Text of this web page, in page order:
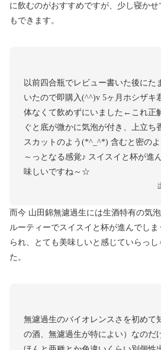
に飲むのがおすすめですが、少し寝か
もできます。
以前四合瓶でレビュー書いた後にた
いたので即購入(^^)v 5ヶ月ホシザキ
体なくて飲めずにいました←これ正
ぐと底が微かに気泡が付き、上立ち
スカットのよう(*^_^*) 含むと密の
～っとなる感覚♪ スイスイと杯が進
味しいですね～☆
而今 山田錦無濾過生には生酒特有の気
ルーティーでスイスイと杯が進んでし
られ、とても美味しいと感じていらっ
た。
無濾過生のバイオレンスさを初めて
の酒、無濾過生が特によい）なのだ